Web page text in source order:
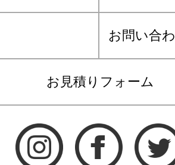
お問い合
お見積りフォーム